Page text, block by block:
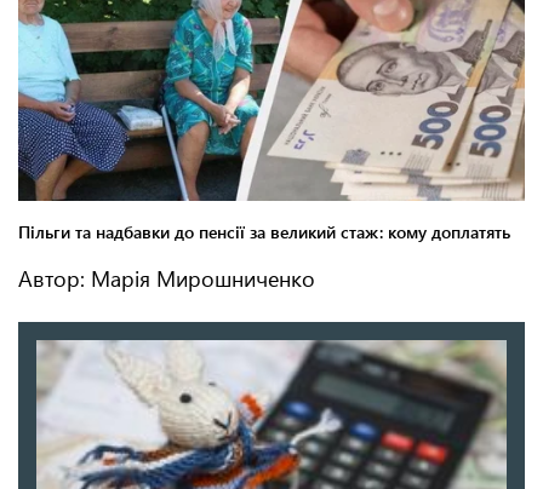
Автор: Марія Мирошниченко